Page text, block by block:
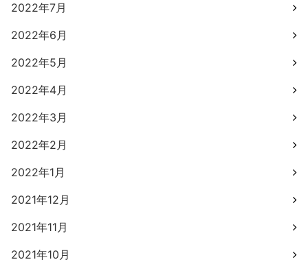
2022年7月
2022年6月
2022年5月
2022年4月
2022年3月
2022年2月
2022年1月
2021年12月
2021年11月
2021年10月